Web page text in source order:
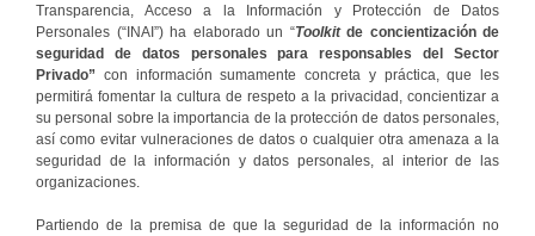
Transparencia, Acceso a la Información y Protección de Datos
Personales (“INAI”) ha elaborado un “Toolkitde concientización de
seguridad de datos personales para responsables del Sector
Privado” con información sumamente concreta y práctica, que les
permitirá fomentar la cultura de respeto a la privacidad, concientizar a
su personal sobre la importancia de la protección de datos personales,
así como evitar vulneraciones de datos o cualquier otra amenaza a la
seguridad de la información y datos personales, al interior de las
organizaciones.
Partiendo de la premisa de que la seguridad de la información no